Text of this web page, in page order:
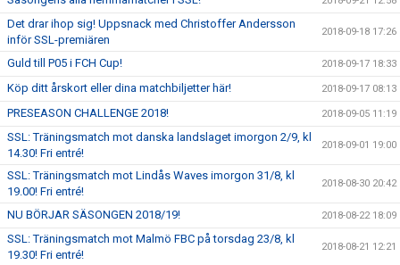
Det drar ihop sig! Uppsnack med Christoffer Andersson
inför SSL-premiären
2018-09-18 17:26
Guld till P05 i FCH Cup! 2018-09-17 18:33
Köp ditt årskort eller dina matchbiljetter här! 2018-09-17 08:13
PRESEASON CHALLENGE 2018! 2018-09-05 11:19
SSL: Träningsmatch mot danska landslaget imorgon 2/9, kl
14.30! Fri entré!
2018-09-01 19:00
SSL: Träningsmatch mot Lindås Waves imorgon 31/8, kl
19.00! Fri entré!
2018-08-30 20:42
NU BÖRJAR SÄSONGEN 2018/19! 2018-08-22 18:09
SSL: Träningsmatch mot Malmö FBC på torsdag 23/8, kl
19.30! Fri entré!
2018-08-21 12:21